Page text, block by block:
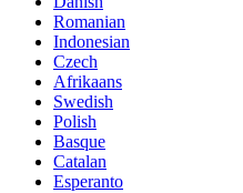
Romanian
Indonesian
Czech
Afrikaans
Swedish
Polish
Basque
Catalan
Esperanto